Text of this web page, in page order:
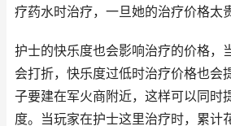
疗药水时治疗，一旦她的治疗价格太
护士的快乐度也会影响治疗的价格，
会打折，快乐度过低时治疗价格也会
子要建在军火商附近，这样可以同时
度。当玩家在护士这里治疗时，累计